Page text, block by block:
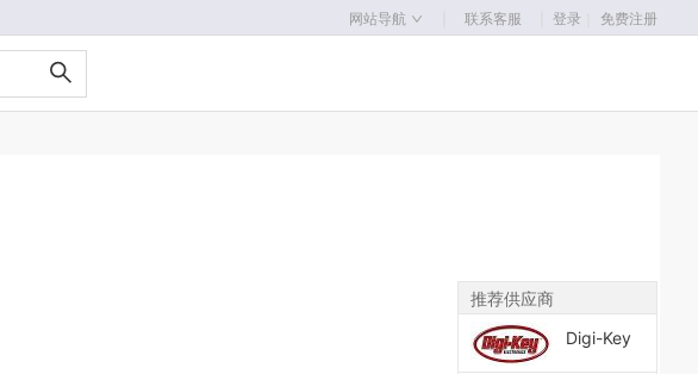
登录 免费注册
网站导航 联系客服
推荐供应商
Digi-Key